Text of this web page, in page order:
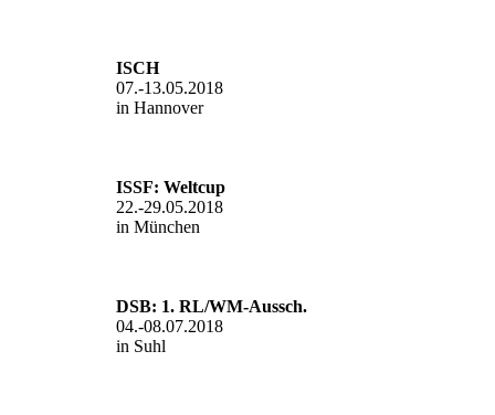
ISCH
07.-13.05.2018
in Hannover
ISSF: Weltcup
22.-29.05.2018
in München
DSB: 1. RL/WM-Aussch.
04.-08.07.2018
in Suhl